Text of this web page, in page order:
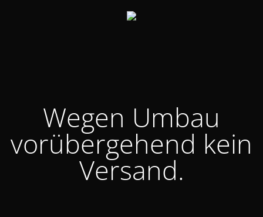
Wegen Umbau
vorübergehend kein
Versand.